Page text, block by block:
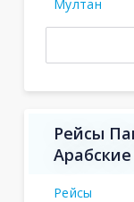
Мултан
Рейсы
Рейсы